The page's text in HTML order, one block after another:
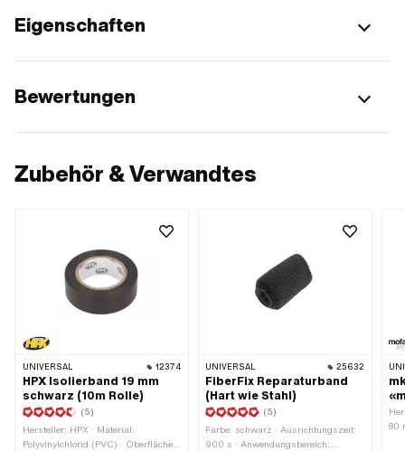
Eigenschaften
Bewertungen
Zubehör & Verwandtes
UNIVERSAL 12374
HPX Isolierband 19 mm
schwarz (10m Rolle)
(5)
Hersteller: HPX · Material:
Polyvinylchlorid (PVC) · Oberfläche:
UNIVERSAL 25632
FiberFix Reparaturband
(Hart wie Stahl)
(5)
Farbe: schwarz · Ausrichtungszeit:
900 s · Anwendungsbereich:
80